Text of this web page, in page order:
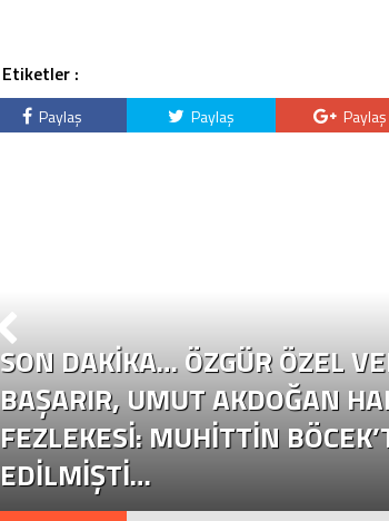
Etiketler :
Paylaş Paylaş Paylaş
SON DAKİKA… ÖZGÜR ÖZEL
BAŞARIR, UMUT AKDOĞAN
FEZLEKESI: MUHITTIN
EDILMIŞTI…